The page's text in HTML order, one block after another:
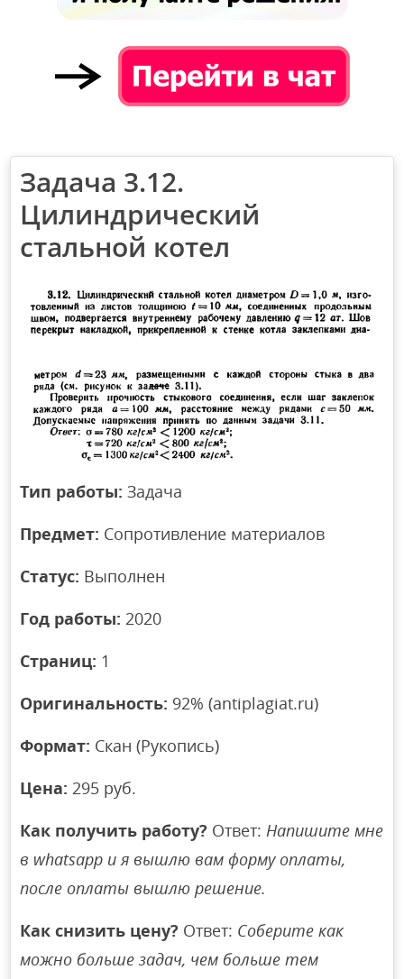
Задача 3.12.
Цилиндрический
стальной котел
Тип работы: Задача
Предмет: Сопротивление материалов
Статус: Выполнен
Год работы: 2020
Страниц: 1
Оригинальность: 92% (antiplagiat.ru)
Формат: Скан (Рукопись)
Цена: 295 руб.
Как получить работу? Ответ: Напишите мне
в whatsapp и я вышлю вам форму оплаты,
после оплаты вышлю решение.
Как снизить цену? Ответ: Соберите как
можно больше задач, чем больше тем